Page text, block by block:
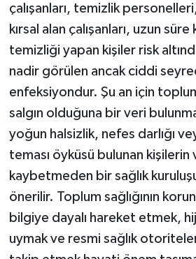
çalışanları, temizlik
kırsal alan çalışanları, uzun süre
temizliği yapan kişiler risk
nadir görülen ancak ciddi
enfeksiyondur. Şu an için
salgın olduğuna bir veri
yoğun halsizlik, nefes darlığı
teması öyküsü bulunan kişilerin
kaybetmeden bir sağlık
önerilir. Toplum sağlığının
bilgiye dayalı hareket etmek,
uymak ve resmi sağlık